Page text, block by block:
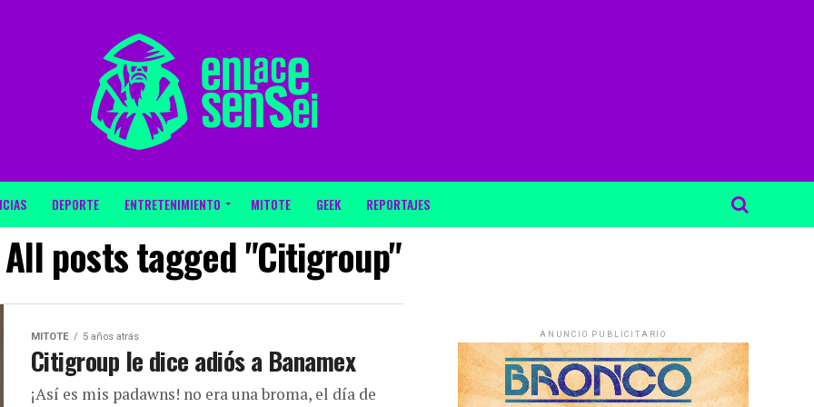
DEPORTE ENTRETENIMIENTO MITOTE GEEK REPORTAJES
All posts tagged "Citigroup"
MITOTE 5 años atrás
Citigroup le dice adiós a Banamex
¡Así es mis padawns! no era una broma, el día de
ANUNCIO PUBLICITARIO